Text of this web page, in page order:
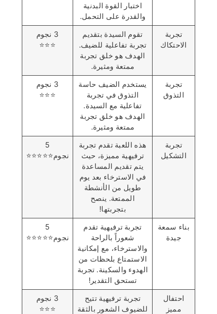
اختبار القوة البدنية
والقدرة على التحمل.
تجربة
الاحتكاك
تقوم السيدة بتقديم
تجربة تفاعلية للضيف.
الهدف هو خلق تجربة
ممتعة ومثيرة.
3 نجوم
⭐️⭐️⭐️
تجربة
التذوق
يستخدم الضيف حاسة
التذوق في تجربة
تفاعلية مع السيدة.
الهدف هو خلق تجربة
ممتعة ومثيرة.
3 نجوم
⭐️⭐️⭐️
تجربة
التشكيل
هذه اللعبة تقدم تجربة
ترفيهية مميزة، حيث
يتم تقديم المساعدة
في الاسترخاء بعد يوم
طويل من الأنشطة
الممتعة. ينصح
بتجربتها!
5
نجوم⭐️⭐️⭐️⭐️⭐️
بناء سمعة
جيدة
تجربة ترفيهية تقدم
شعوراً بالراحة
والاسترخاء، مع إمكانية
الاستمتاع بلحظات من
الهدوء والسكينة. تجربة
تستحق التقدير!
5
نجوم⭐️⭐️⭐️⭐️⭐️
احتفال
مميز
تجربة ترفيهية تتيح
للضيوف الشعور بالثقة
3 نجوم
⭐️⭐️⭐️